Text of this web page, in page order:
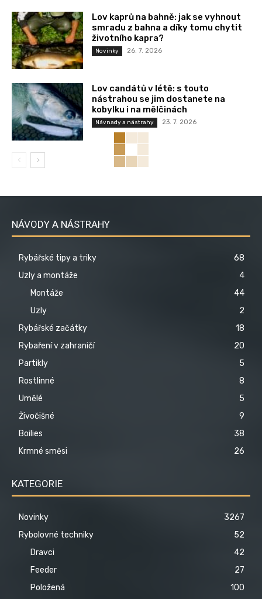
Lov kaprů na bahně: jak se vyhnout
smradu z bahna a díky tomu chytit
životního kapra?
Novinky 26. 7. 2026
Lov candátů v létě: s touto
nástrahou se jim dostanete na
kobylku i na mělčinách
Návnady a nástrahy 23. 7. 2026
NÁVODY A NÁSTRAHY
Rybářské tipy a triky
68
Uzly a montáže
4
Montáže
44
Uzly
2
Rybářské začátky
18
Rybaření v zahraničí
20
Partikly
5
Rostlinné
8
Umělé
5
Živočišné
9
Boilies
38
Krmné směsi
26
KATEGORIE
Novinky
3267
Rybolovné techniky
52
Dravci
42
Feeder
27
Položená
100